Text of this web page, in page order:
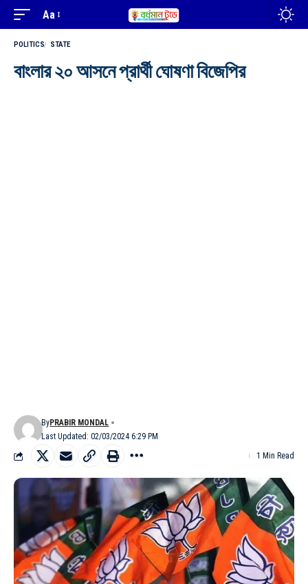
Aa
POLITICS STATE
বাংলার ২০ আসনে প্রার্থী ঘোষণা বিজেপির
Last Updated: 02/03/2024 6:29 PM
ByPRABIR MONDAL
1 Min Read